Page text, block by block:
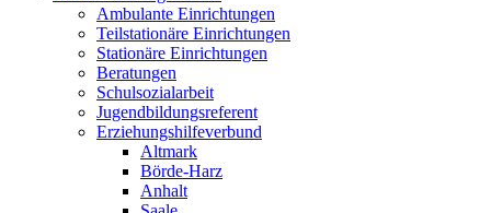
Ambulante Einrichtungen
Teilstationäre Einrichtungen
Stationäre Einrichtungen
Beratungen
Schulsozialarbeit
Jugendbildungsreferent
Erziehungshilfeverbund
Altmark
Börde-Harz
Anhalt